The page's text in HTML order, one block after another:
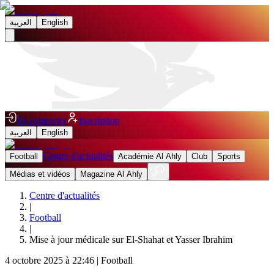
العربية English
Se connecter Inscription
العربية English
Football Centre d'actualités Académie Al Ahly Club
Sports
Médias et vidéos
Magazine Al Ahly
Centre d'actualités
|
Football
|
Mise à jour médicale sur El-Shahat et Yasser Ibrahim
4 octobre 2025 à 22:46 | Football